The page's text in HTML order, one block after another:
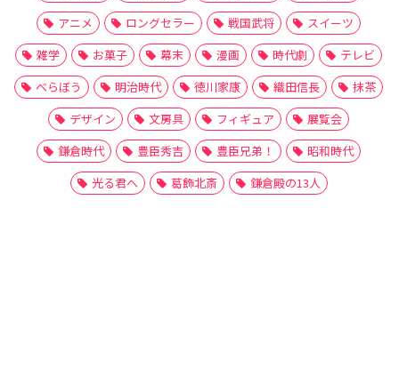
アニメ
ロングセラー 戦国武将
スイーツ
雑学
お菓子 幕末 漫画 時代劇
テレビ
べらぼう
明治時代 徳川家康 織田信長
抹茶
デザイン
文房具 フィギュア
展覧会
鎌倉時代
豊臣秀吉 豊臣兄弟！
昭和時代
光る君へ
葛飾北斎 鎌倉殿の13人